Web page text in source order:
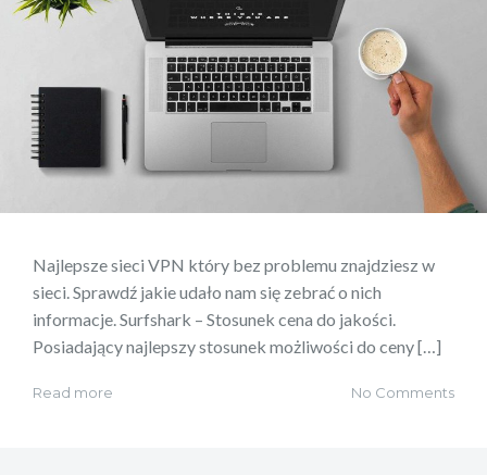
Najlepsze sieci VPN który bez problemu znajdziesz w
sieci. Sprawdź jakie udało nam się zebrać o nich
informacje. Surfshark – Stosunek cena do jakości.
Posiadający najlepszy stosunek możliwości do ceny […]
Read more No Comments